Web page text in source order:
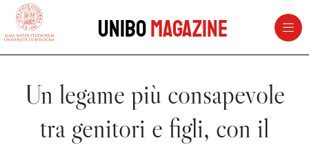
vai al contenuto della pagina
UniboMagazine
Un legame più consapevole
tra genitori e figli, con il